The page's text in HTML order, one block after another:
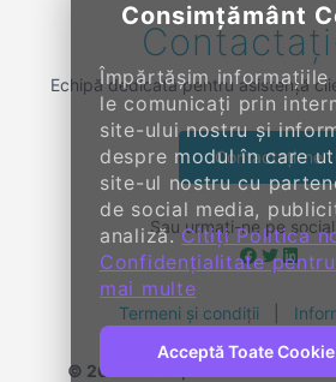
Consimțământ
Împărtășim informațiile
le comunicați prin
site-ului nostru și
despre modul în care
site-ul nostru cu
de social media,
analiză.Citiți Politica
Confidențialitate
mai multe
Acceptă Toate
Echipă dedicată pentru asistență
Contactați-ne
Sau urmați-ne pe
Termeni și condiții
© 2014- 2026, KENDALL